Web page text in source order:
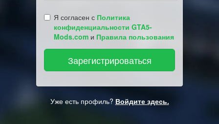
Я согласен с Политика
конфиденциальности GTA5-
Mods.com и Правила пользования
Уже есть профиль? Войдите здесь.